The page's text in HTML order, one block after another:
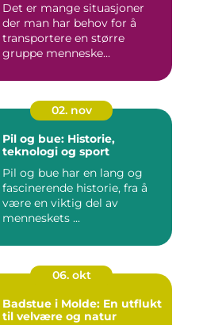
Det er mange situasjoner
der man har behov for å
transportere en større
gruppe menneske...
02. nov
Pil og bue: Historie,
teknologi og sport
Pil og bue har en lang og
fascinerende historie, fra å
være en viktig del av
menneskets ...
06. okt
Badstue i Molde: En utflukt
til velvære og natur